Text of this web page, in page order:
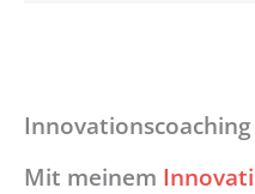
Mit meinem